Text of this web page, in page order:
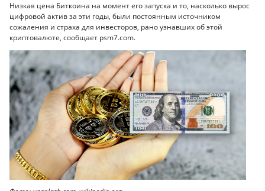
Низкая цена Биткоина на момент его запуска и то, насколько вырос
цифровой актив за эти годы, были постоянным источником
сожаления и страха для инвесторов, рано узнавших об этой
криптовалюте, сообщает psm7.com.